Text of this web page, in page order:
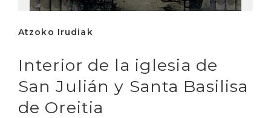
Atzoko Irudiak
Interior de la iglesia de
San Julián y Santa Basilisa
de Oreitia